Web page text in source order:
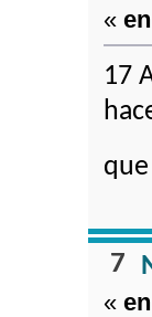
«
17
7
«